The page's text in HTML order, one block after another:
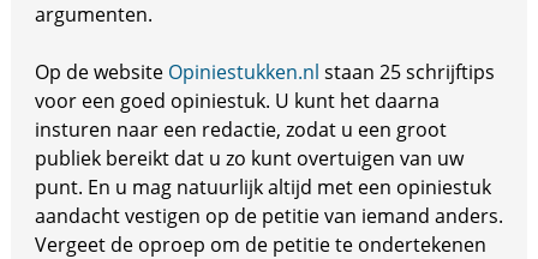
argumenten.
Op de website Opiniestukken.nl staan 25 schrijftips
voor een goed opiniestuk. U kunt het daarna
insturen naar een redactie, zodat u een groot
publiek bereikt dat u zo kunt overtuigen van uw
punt. En u mag natuurlijk altijd met een opiniestuk
aandacht vestigen op de petitie van iemand anders.
Vergeet de oproep om de petitie te ondertekenen